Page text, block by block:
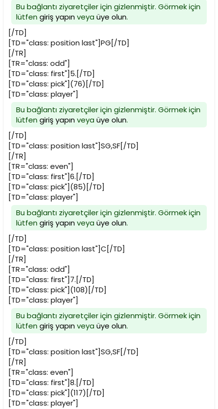
Bu bağlantı ziyaretçiler için gizlenmiştir. Görmek için
lütfen giriş yapınveya üye olun.
[/TD]
[TD="class: position last"]PG[/TD]
[/TR]
[TR="class: odd"]
[TD="class: first"]5.[/TD]
[TD="class: pick"](76)[/TD]
[TD="class: player"]
Bu bağlantı ziyaretçiler için gizlenmiştir. Görmek için
lütfen giriş yapınveya üye olun.
[/TD]
[TD="class: position last"]SG,SF[/TD]
[/TR]
[TR="class: even"]
[TD="class: first"]6.[/TD]
[TD="class: pick"](85)[/TD]
[TD="class: player"]
Bu bağlantı ziyaretçiler için gizlenmiştir. Görmek için
lütfen giriş yapınveya üye olun.
[/TD]
[TD="class: position last"]C[/TD]
[/TR]
[TR="class: odd"]
[TD="class: first"]7.[/TD]
[TD="class: pick"](108)[/TD]
[TD="class: player"]
Bu bağlantı ziyaretçiler için gizlenmiştir. Görmek için
lütfen giriş yapınveya üye olun.
[/TD]
[TD="class: position last"]SG,SF[/TD]
[/TR]
[TR="class: even"]
[TD="class: first"]8.[/TD]
[TD="class: pick"](117)[/TD]
[TD="class: player"]